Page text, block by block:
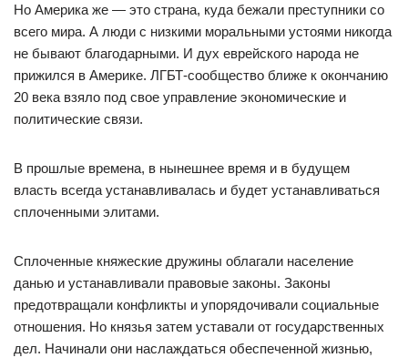
Но Америка же — это страна, куда бежали преступники со
всего мира. А люди с низкими моральными устоями никогда
не бывают благодарными. И дух еврейского народа не
прижился в Америке. ЛГБТ-сообщество ближе к окончанию
20 века взяло под свое управление экономические и
политические связи.
В прошлые времена, в нынешнее время и в будущем
власть всегда устанавливалась и будет устанавливаться
сплоченными элитами.
Сплоченные княжеские дружины облагали население
данью и устанавливали правовые законы. Законы
предотвращали конфликты и упорядочивали социальные
отношения. Но князья затем уставали от государственных
дел. Начинали они наслаждаться обеспеченной жизнью,